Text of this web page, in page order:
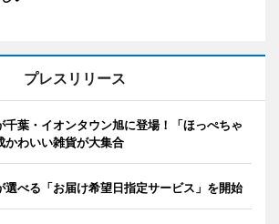
プレスリリース
千葉・イオンタウン旭に登場！「ほっぺちゃ
かわいい雑貨が大集合
選べる「お届け希望日指定サービス」を開始